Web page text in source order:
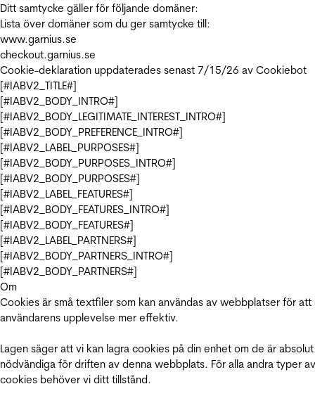
Ditt samtycke gäller för följande domäner:
Lista över domäner som du ger samtycke till:
www.garnius.se
checkout.garnius.se
Cookie-deklaration uppdaterades senast 7/15/26 av Cookiebot
[#IABV2_TITLE#]
[#IABV2_BODY_INTRO#]
[#IABV2_BODY_LEGITIMATE_INTEREST_INTRO#]
[#IABV2_BODY_PREFERENCE_INTRO#]
[#IABV2_LABEL_PURPOSES#]
[#IABV2_BODY_PURPOSES_INTRO#]
[#IABV2_BODY_PURPOSES#]
[#IABV2_LABEL_FEATURES#]
[#IABV2_BODY_FEATURES_INTRO#]
[#IABV2_BODY_FEATURES#]
[#IABV2_LABEL_PARTNERS#]
[#IABV2_BODY_PARTNERS_INTRO#]
[#IABV2_BODY_PARTNERS#]
Om
Cookies är små textfiler som kan användas av webbplatser för att
användarens upplevelse mer effektiv.
Lagen säger att vi kan lagra cookies på din enhet om de är absolut
nödvändiga för driften av denna webbplats. För alla andra typer av
cookies behöver vi ditt tillstånd.